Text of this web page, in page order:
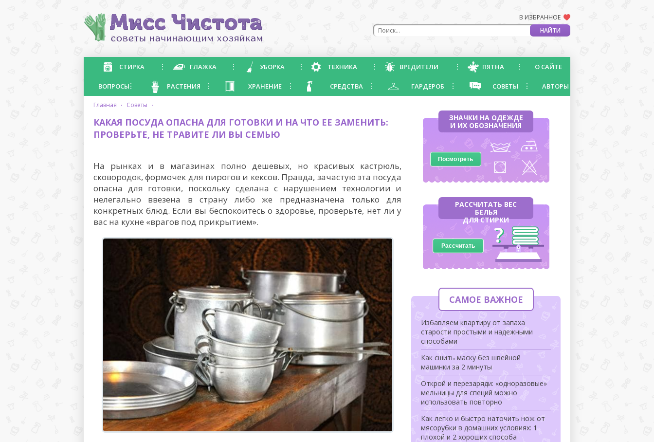
В ИЗБРАННОЕ
СТИРКА ГЛАЖКА УБОРКА ТЕХНИКА ВРЕДИТЕЛИ ПЯТНА О САЙТЕ
ВОПРОСЫ РАСТЕНИЯ ХРАНЕНИЕ СРЕДСТВА ГАРДЕРОБ СОВЕТЫ АВТОРЫ
главная · советы ·
КАКАЯ ПОСУДА ОПАСНА ДЛЯ ГОТОВКИ И НА ЧТО ЕЕ ЗАМЕНИТЬ:
ПРОВЕРЬТЕ, НЕ ТРАВИТЕ ЛИ ВЫ СЕМЬЮ
На рынках и в магазинах полно дешевых, но красивых кастрюль,
сковородок, формочек для пирогов и кексов. Правда, зачастую эта посуда
опасна для готовки, поскольку сделана с нарушением технологии и
нелегально ввезена в страну либо же предназначена только для
конкретных блюд. Если вы беспокоитесь о здоровье, проверьте, нет ли у
вас на кухне «врагов под прикрытием».
ЗНАЧКИ НА ОДЕЖДЕ
И ИХ ОБОЗНАЧЕНИЯ
Посмотреть
РАССЧИТАТЬ ВЕС
БЕЛЬЯ
ДЛЯ СТИРКИ
Рассчитать
САМОЕ ВАЖНОЕ
Избавляем квартиру от запаха
старости простыми и надежными
способами
Как сшить маску без швейной
машинки за 2 минуты
Открой и перезаряди: «одноразовые»
мельницы для специй можно
использовать повторно
Как легко и быстро наточить нож от
мясорубки в домашних условиях: 1
плохой и 2 хороших способа